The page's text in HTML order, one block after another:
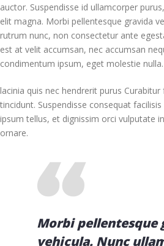
auctor. Suspendisse id ullamcorper
elit magna. Morbi pellentesque gravida
rutrum nunc, non consectetur ante
est at velit accumsan, nec accumsan
condimentum ipsum, eget molestie nulla.
lacinia quis nec hendrerit purus
tincidunt. Suspendisse consequat
ipsum tellus, et dignissim orci vulputate
ornare.
Morbi pellentesque
vehicula. Nunc